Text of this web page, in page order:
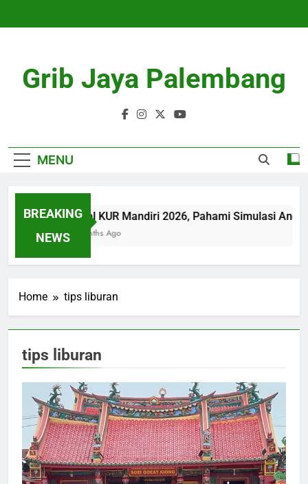
Grib Jaya Palembang
MENU
BREAKING
NEWS
Tabel KUR Mandiri 2026, Pahami Simulasi
4 Months Ago
Home tips liburan
tips liburan